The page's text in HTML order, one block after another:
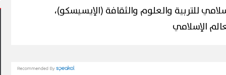
للتربية والعلوم والثقافة (الإيسيسكو)،
الإسلامي